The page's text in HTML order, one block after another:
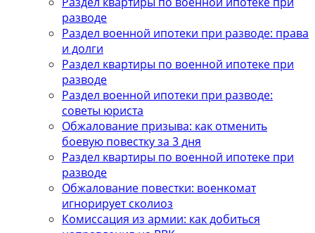
разводе
Раздел военной ипотеки при разводе: права
и долги
Раздел квартиры по военной ипотеке при
разводе
Раздел военной ипотеки при разводе:
советы юриста
Обжалование призыва: как отменить
боевую повестку за 3 дня
Раздел квартиры по военной ипотеке при
разводе
Обжалование повестки: военкомат
игнорирует сколиоз
Комиссация из армии: как добиться